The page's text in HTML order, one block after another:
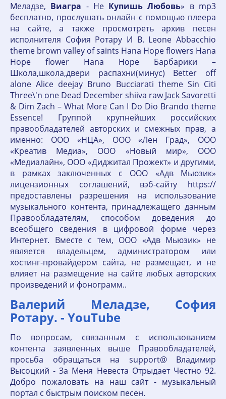
Меладзе, Виагра - Не Купишь Любовь» в mp3
бесплатно, прослушать онлайн с помощью плеера
на сайте, а также просмотреть архив песен
исполнителя София Ротару И В. Leone Abbacchio
theme brown valley of saints Hana Hope flowers Hana
Hope flower Hana Hope Барбарики –
Школа,школа,двери распахни(минус) Better off
alone Alice deejay Bruno Bucciarati theme Sin Citi
Three\'n one Dead December shiiva raw Jack Savoretti
& Dim Zach – What More Can I Do Dio Brando theme
Essence! Группой крупнейших российских
правообладателей авторских и смежных прав, а
именно: ООО «НЦА», ООО «Лен Град», ООО
«Креатив Медиа», ООО «Новый мир», ООО
«Медиалайн», ООО «Диджитал Прожект» и другими,
в рамках заключенных с ООО «Адв Мьюзик»
лицензионных соглашений, вэб-сайту https://
предоставлены разрешения на использование
музыкального контента, принадлежащего данным
Правообладателям, способом доведения до
всеобщего сведения в цифровой форме через
Интернет. Вместе с тем, ООО «Адв Мьюзик» не
является владельцем, администратором или
хостинг-провайдером сайта, не размещает, и не
влияет на размещение на сайте любых авторских
произведений и фонограмм..
Валерий Меладзе, София
Ротару. - YouTube
По вопросам, связанным с использованием
контента заявленных выше Правообладателей,
просьба обращаться на support@ Владимир
Высоцкий - За Меня Невеста Отрыдает Честно 92.
Добро пожаловать на наш сайт - музыкальный
портал с быстрым поиском песен.